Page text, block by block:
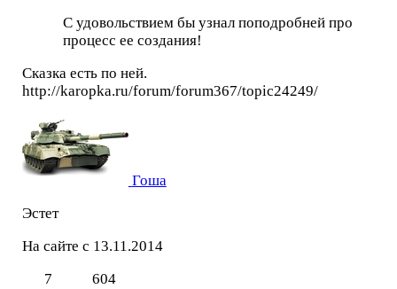
С удовольствием бы узнал поподробней про
процесс ее создания!
Сказка есть по ней.
http://karopka.ru/forum/forum367/topic24249/
Гоша
Эстет
На сайте с 13.11.2014
7
604